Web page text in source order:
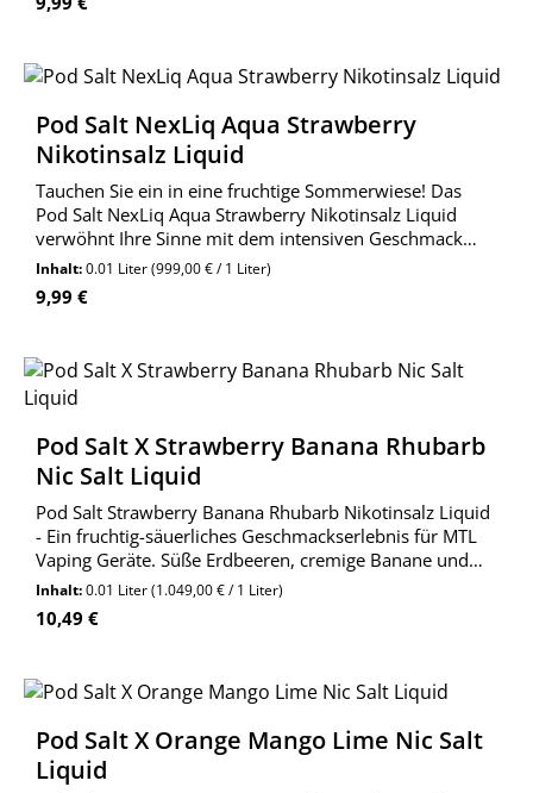
Pod Salt NexLiq Aqua Strawberry
Nikotinsalz Liquid
Tauchen Sie ein in eine fruchtige Sommerwiese! Das
Pod Salt NexLiq Aqua Strawberry Nikotinsalz Liquid
verwöhnt Ihre Sinne mit dem intensiven Geschmack
reifer Erdbeeren.
Inhalt:0.01 Liter(999,00 € / 1 Liter)
Regulärer Preis:
9,99 €
Pod Salt X Strawberry Banana Rhubarb
Nic Salt Liquid
Pod Salt Strawberry Banana Rhubarb Nikotinsalz Liquid
- Ein fruchtig-säuerliches Geschmackserlebnis für MTL
Vaping Geräte. Süße Erdbeeren, cremige Banane und
erfrischender Rhabarber vereinen sich zu einer
unvergesslichen Geschmacksexplosion.
Inhalt:0.01 Liter(1.049,00 € / 1 Liter)
Regulärer Preis:
10,49 €
Pod Salt X Orange Mango Lime Nic Salt
Liquid